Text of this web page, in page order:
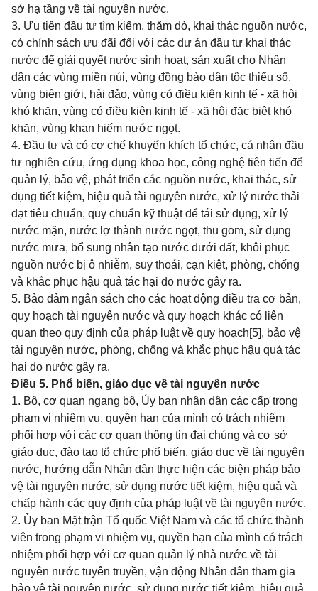
sở hạ tầng về tài nguyên nước.
3. Ưu tiên đầu tư tìm kiếm, thăm dò, khai thác nguồn nước,
có chính sách ưu đãi đối với các dự án đầu tư khai thác
nước để giải quyết nước sinh hoạt, sản xuất cho Nhân
dân các vùng miền núi, vùng đồng bào dân tộc thiểu số,
vùng biên giới, hải đảo, vùng có điều kiện kinh tế - xã hội
khó khăn, vùng có điều kiện kinh tế - xã hội đặc biệt khó
khăn, vùng khan hiếm nước ngọt.
4. Đầu tư và có cơ chế khuyến khích tổ chức, cá nhân đầu
tư nghiên cứu, ứng dụng khoa học, công nghệ tiên tiến để
quản lý, bảo vệ, phát triển các nguồn nước, khai thác, sử
dụng tiết kiệm, hiệu quả tài nguyên nước, xử lý nước thải
đạt tiêu chuẩn, quy chuẩn kỹ thuật để tái sử dụng, xử lý
nước mặn, nước lợ thành nước ngọt, thu gom, sử dụng
nước mưa, bổ sung nhân tạo nước dưới đất, khôi phục
nguồn nước bị ô nhiễm, suy thoái, cạn kiệt, phòng, chống
và khắc phục hậu quả tác hại do nước gây ra.
5. Bảo đảm ngân sách cho các hoạt động điều tra cơ bản,
quy hoạch tài nguyên nước và quy hoạch khác có liên
quan theo quy định của pháp luật về quy hoạch[5], bảo vệ
tài nguyên nước, phòng, chống và khắc phục hậu quả tác
hại do nước gây ra.
Điều 5. Phổ biến, giáo dục về tài nguyên nước
1. Bộ, cơ quan ngang bộ, Ủy ban nhân dân các cấp trong
phạm vi nhiệm vụ, quyền hạn của mình có trách nhiệm
phối hợp với các cơ quan thông tin đại chúng và cơ sở
giáo dục, đào tạo tổ chức phổ biến, giáo dục về tài nguyên
nước, hướng dẫn Nhân dân thực hiện các biện pháp bảo
vệ tài nguyên nước, sử dụng nước tiết kiệm, hiệu quả và
chấp hành các quy định của pháp luật về tài nguyên nước.
2. Ủy ban Mặt trận Tổ quốc Việt Nam và các tổ chức thành
viên trong phạm vi nhiệm vụ, quyền hạn của mình có trách
nhiệm phối hợp với cơ quan quản lý nhà nước về tài
nguyên nước tuyên truyền, vận động Nhân dân tham gia
bảo vệ tài nguyên nước, sử dụng nước tiết kiệm, hiệu quả